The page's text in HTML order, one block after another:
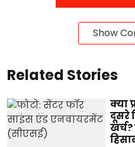
Show
Related Stories
क्या
दूसरे